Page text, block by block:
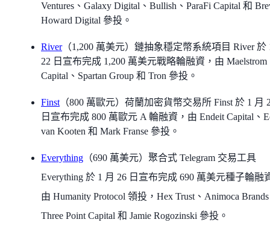
Ventures、Galaxy Digital、Bullish、ParaFi Capital 和
Howard Digital 參投。
River（1,200 萬美元）鏈抽象穩定幣系統項目 River 於
22 日宣布完成 1,200 萬美元戰略輪融資，由 Maelstrom
Capital、Spartan Group 和 Tron 參投。
Finst （800 萬歐元）荷蘭加密貨幣交易所 Finst 於 1 月
日宣布完成 800 萬歐元 A 輪融資，由 Endeit Capital、
van Kooten 和 Mark Franse 參投。
Everything （690 萬美元）聚合式 Telegram 交易工具
Everything 於 1 月 26 日宣布完成 690 萬美元種子輪融
由 Humanity Protocol 領投，Hex Trust、Animoca
Three Point Capital 和 Jamie Rogozinski 參投。